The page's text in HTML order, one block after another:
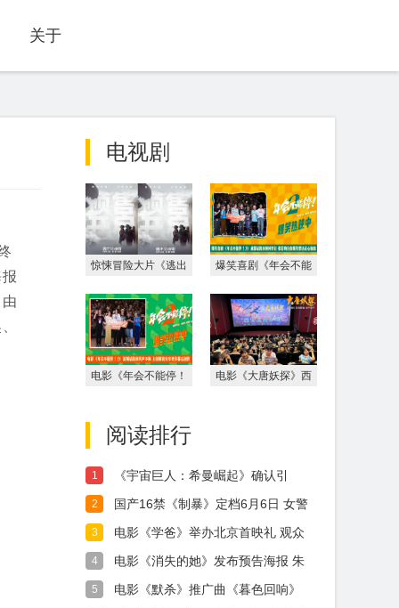
关于
电视剧
惊悚冒险大片《逃出
安妮海瑟薇直面恐龙
围猎
爆笑喜剧《年会不能
顺利举行 张若昀白
客爆笑整活走心输出
电影《年会不能停！
更多幕后创作
电影《大唐妖探》西
阅读排行
1
《宇宙巨人：希曼崛起》确认引
流拔剑归来
2
国产16禁《制暴》定档6月6日 女警
3
电影《学爸》举办北京首映礼 观众
4
电影《消失的她》发布预告海报 朱
5
电影《默杀》推广曲《暮色回响》